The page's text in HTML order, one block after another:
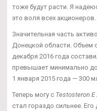
тоже будут расти. Я
это воля всех акционеров.
Значительная часть
Донецкой области. Объем
декабря 2016 года
превышает минимально
1 января 2015 года — 300
Теперь могу с Testosteron
стал гораздо сильнее.